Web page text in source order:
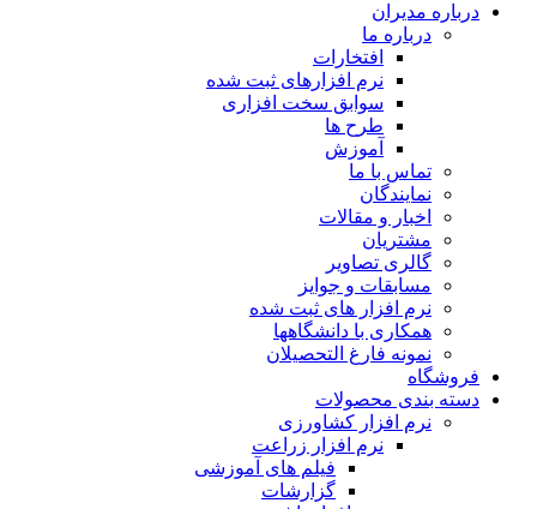
درباره مدیران
درباره ما
افتخارات
نرم افزارهای ثبت شده
سوابق سخت افزاری
طرح ها
آموزش
تماس با ما
نمایندگان
اخبار و مقالات
مشتریان
گالری تصاویر
مسابقات و جوایز
نرم افزار های ثبت شده
همکاری با دانشگاهها
نمونه فارغ التحصیلان
فروشگاه
دسته بندی محصولات
نرم افزار کشاورزی
نرم افزار زراعت
فیلم های آموزشی
گزارشات